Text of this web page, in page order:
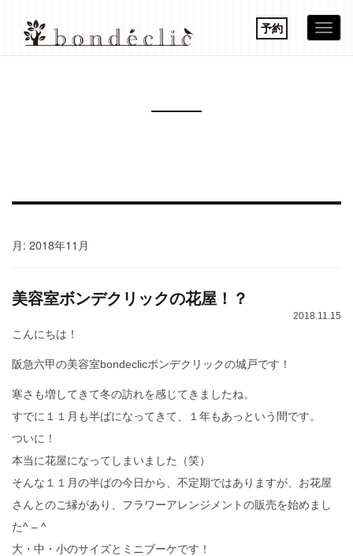
予約
月: 2018年11月
美容室ボンデクリックの花屋！？
2018.11.15
こんにちは！
阪急六甲の美容室bondeclicボンデクリックの城戸です！
寒さも増してきて冬の訪れを感じてきましたね。
すでに１１月も半ばになってきて、１年もあっという間です。
ついに！
本当に花屋になってしまいました（笑）
そんな１１月の半ばの今日から、不定期ではありますが、お花屋
さんとのご縁があり、フラワーアレンジメントの販売を始めまし
た^ – ^
大・中・小のサイズとミニブーケです！